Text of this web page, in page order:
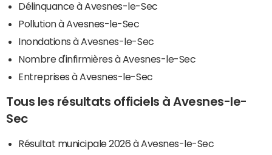
Délinquance à Avesnes-le-Sec
Pollution à Avesnes-le-Sec
Inondations à Avesnes-le-Sec
Nombre d'infirmières à Avesnes-le-Sec
Entreprises à Avesnes-le-Sec
Tous les résultats officiels à Avesnes-le-
Sec
Résultat municipale 2026 à Avesnes-le-Sec